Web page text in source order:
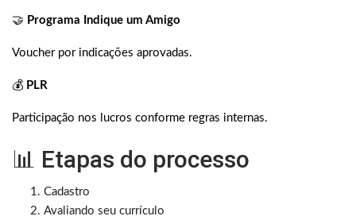
🤝 Programa Indique um Amigo
Voucher por indicações aprovadas.
💰 PLR
Participação nos lucros conforme regras internas.
📊 Etapas do processo
Cadastro
Avaliando seu currículo